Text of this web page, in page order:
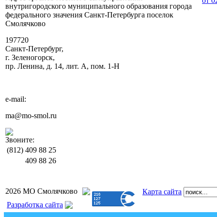
внутригородского муниципального образования города
федерального значения Санкт-Петербурга поселок
Смолячково
197720
Санкт-Петербург,
г. Зеленогорск,
пр. Ленина, д. 14, лит. А, пом. 1-Н
e-mail:
ma@mo-smol.ru
Звоните:
(812) 409 88 25
409 88 26
2026 МО Смолячково
Карта сайта
Разработка сайта